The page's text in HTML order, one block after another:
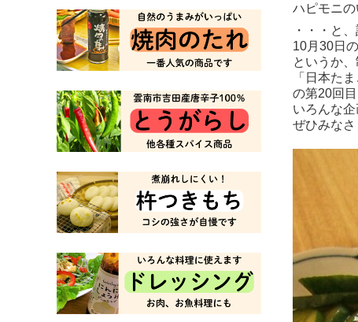
ハピモニの
・・・と
10月30日
というか
「日本た
の第20回
いろんな企
ぜひみなさ